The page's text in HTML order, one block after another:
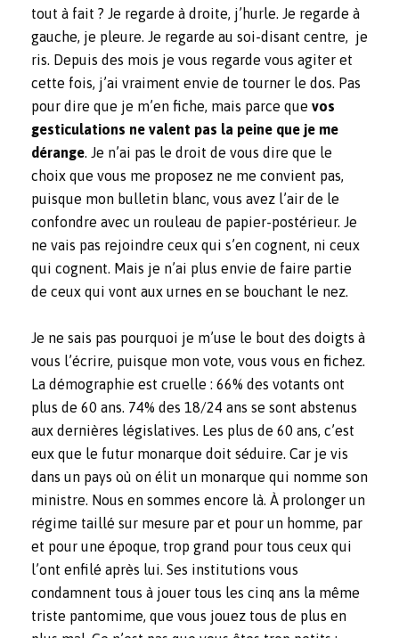
tout à fait ? Je regarde à droite, j’hurle. Je regarde à
gauche, je pleure. Je regarde au soi-disant centre, je
ris. Depuis des mois je vous regarde vous agiter et
cette fois, j’ai vraiment envie de tourner le dos. Pas
pour dire que je m’en fiche, mais parce que vos
gesticulations ne valent pas la peine que je me
dérange. Je n’ai pas le droit de vous dire que le
choix que vous me proposez ne me convient pas,
puisque mon bulletin blanc, vous avez l’air de le
confondre avec un rouleau de papier-postérieur. Je
ne vais pas rejoindre ceux qui s’en cognent, ni ceux
qui cognent. Mais je n’ai plus envie de faire partie
de ceux qui vont aux urnes en se bouchant le nez.
Je ne sais pas pourquoi je m’use le bout des doigts à
vous l’écrire, puisque mon vote, vous vous en fichez.
La démographie est cruelle : 66% des votants ont
plus de 60 ans. 74% des 18/24 ans se sont abstenus
aux dernières législatives. Les plus de 60 ans, c’est
eux que le futur monarque doit séduire. Car je vis
dans un pays où on élit un monarque qui nomme son
ministre. Nous en sommes encore là. À prolonger un
régime taillé sur mesure par et pour un homme, par
et pour une époque, trop grand pour tous ceux qui
l’ont enfilé après lui. Ses institutions vous
condamnent tous à jouer tous les cinq ans la même
triste pantomime, que vous jouez tous de plus en